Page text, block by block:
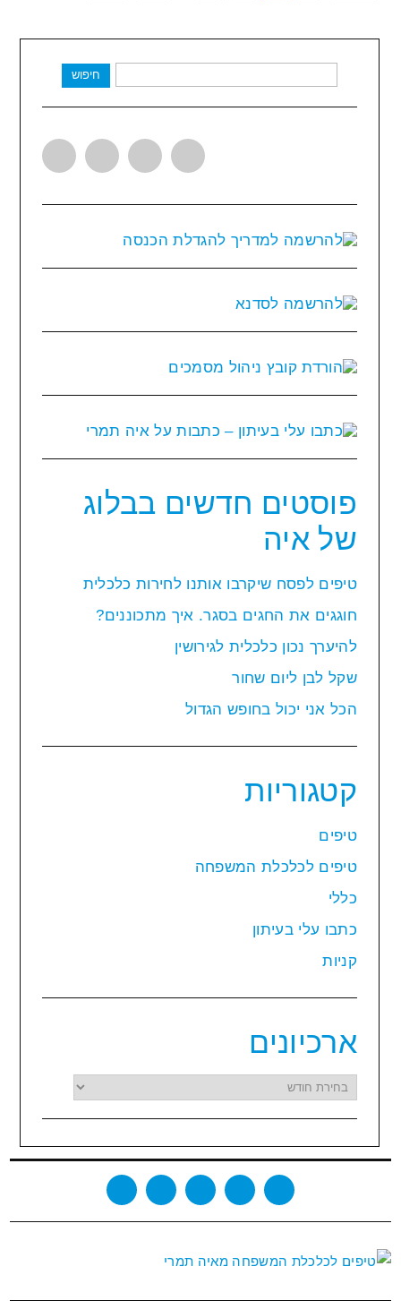
חיפוש
פוסטים חדשים בבלוג
של איה
טיפים לפסח שיקרבו אותנו לחירות כלכלית
חוגגים את החגים בסגר. איך מתכוננים?
להיערך נכון כלכלית לגירושין
שקל לבן ליום שחור
הכל אני יכול בחופש הגדול
קטגוריות
טיפים
טיפים לכלכלת המשפחה
כללי
כתבו עלי בעיתון
קניות
ארכיונים
ארכיונים